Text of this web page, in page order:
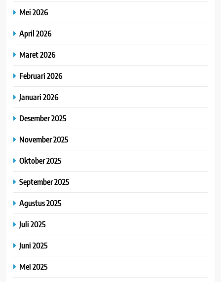
Mei 2026
April 2026
Maret 2026
Februari 2026
Januari 2026
Desember 2025
November 2025
Oktober 2025
September 2025
Agustus 2025
Juli 2025
Juni 2025
Mei 2025